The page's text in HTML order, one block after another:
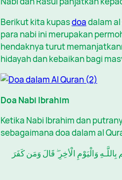
Berikut kita kupasdoadalam
para nabi ini merupakan
hendaknya turut
hidayah dan kebaikan bagi
Doa Nabi Ibrahim
Ketika Nabi Ibrahim dan
sebagaimana doa dalam al
وَالْيَوْمِ الْأخِرِ ۖ قَالَ وَمَن كَفَرَ